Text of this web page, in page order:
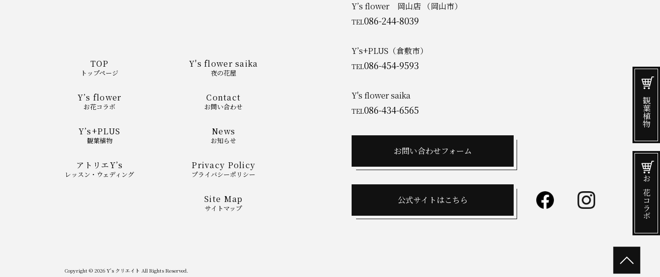
観葉植物
お花コラボ
Y’s flower 岡山店 （岡山市）
TEL086-244-8039
Y’s+PLUS（倉敷市）
TEL086-454-9593
Y's flower saika
TEL086-434-6565
お問い合わせフォーム
公式サイトはこちら
TOP
トップページ
Y’s flower
お花コラボ
Y’s+PLUS
観葉植物
アトリエY’s
レッスン・ウェディング
Y's flower saika
夜の花屋
Contact
お問い合わせ
News
お知らせ
Privacy Policy
プライバシーポリシー
Site Map
サイトマップ
Copyright © 2026 Y’s クリエイト All Rights Reserved.